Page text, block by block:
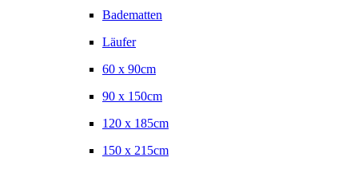
Badematten
Läufer
60 x 90cm
90 x 150cm
120 x 185cm
150 x 215cm